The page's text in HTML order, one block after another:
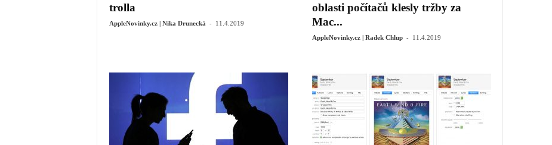
trolla
AppleNovinky.cz | Nika Drunecká - 11.4.2019
oblasti počítačů klesly tržby za
Mac...
AppleNovinky.cz | Radek Chlup - 11.4.2019